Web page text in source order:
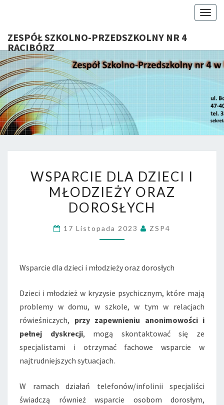
ZESPÓŁ SZKOLNO-PRZEDSZKOLNY NR 4
RACIBÓRZ
Serdecznie
Witamy Na
Stronie
Internetowej
ZSP Nr 4 W
Raciborzu
DLA
DZIECI
I
ORAZ
WSPARCIE DLA DZIECI I
MŁODZIEŻY ORAZ
DOROSŁYCH
17 Listopada 2023 ZSP4
Wsparcie dla dzieci i młodzieży oraz dorosłych
Dzieci i młodzież w kryzysie psychicznym, które mają
problemy w domu, w szkole, w tym w relacjach
rówieśniczych, przy zapewnieniu anonimowości i
pełnej dyskrecji, mogą skontaktować się ze
specjalistami i otrzymać fachowe wsparcie w
najtrudniejszych sytuacjach.
W ramach działań telefonów/infolinii specjaliści
świadczą również wsparcie osobom dorosłym,